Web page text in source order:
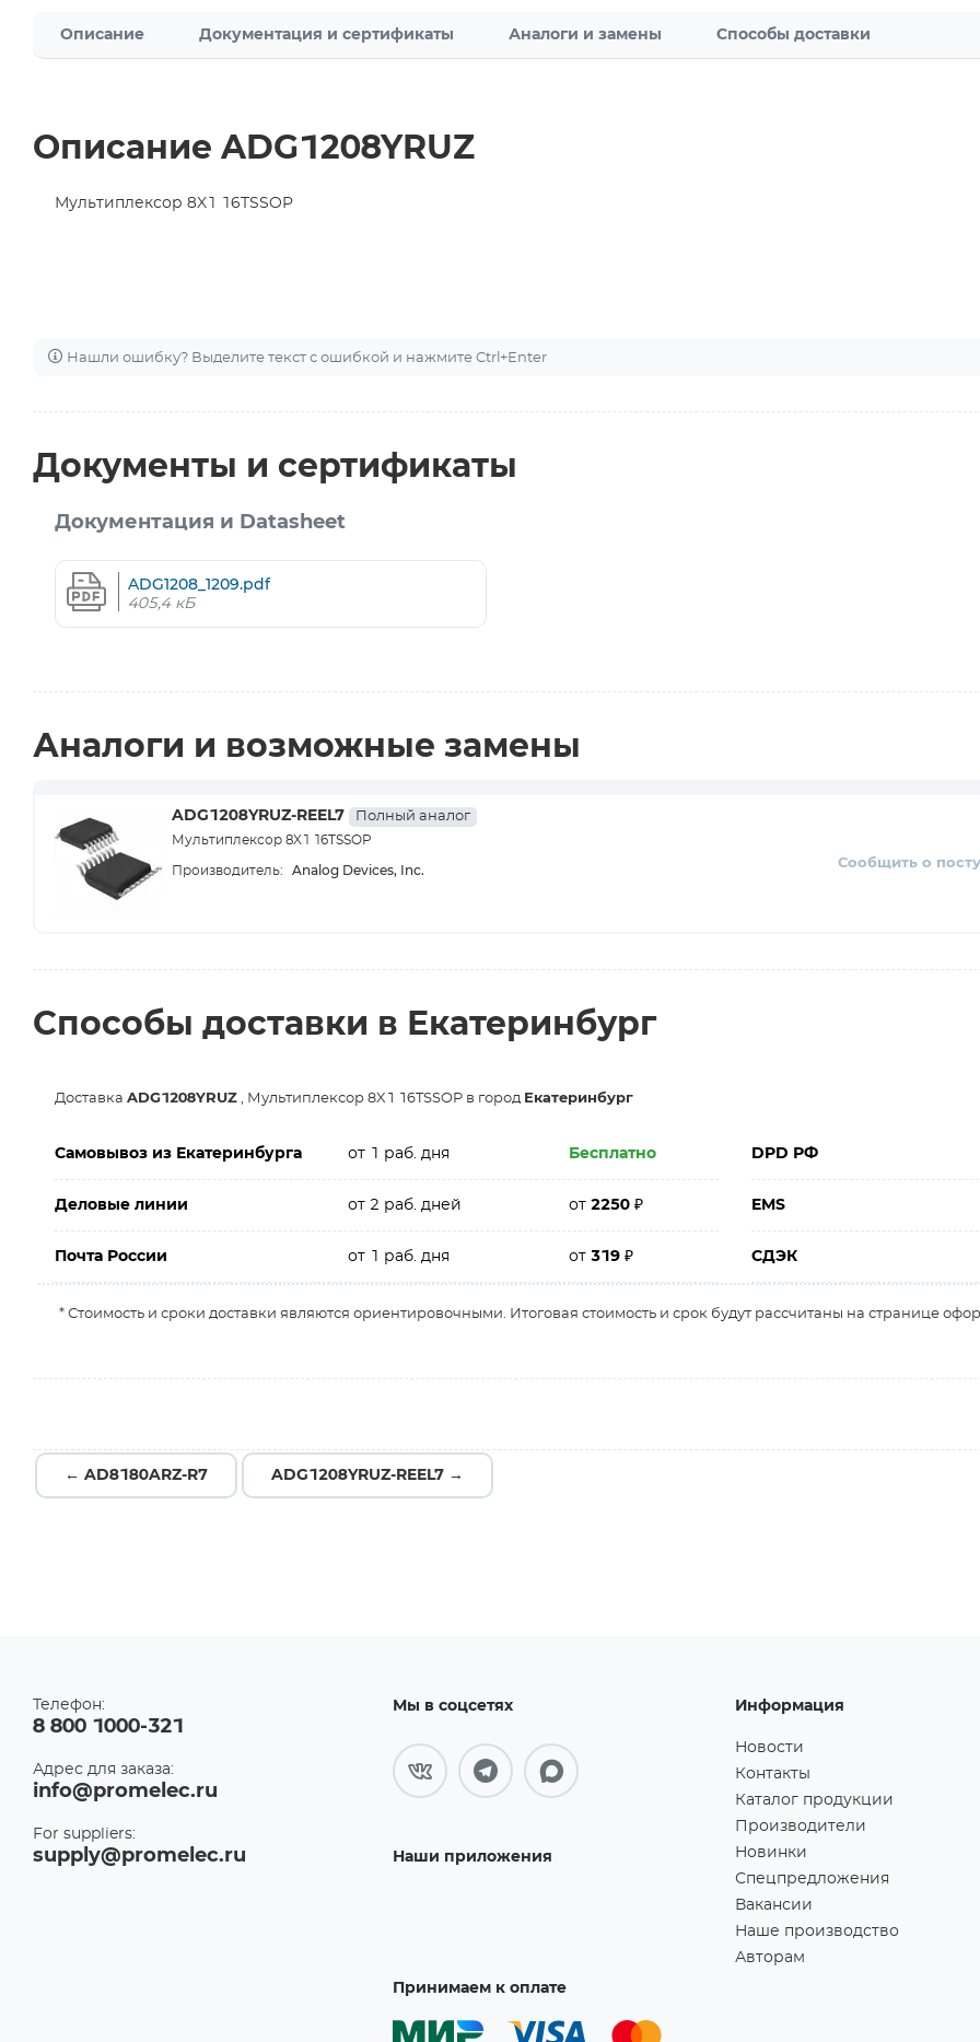
Описание Документация и сертификаты Аналоги и замены Способы доставки
Описание ADG1208YRUZ
Мультиплексор 8X1 16TSSOP
Нашли ошибку? Выделите текст с ошибкой и нажмите Ctrl+Enter
Документы и сертификаты
Документация и Datasheet
ADG1208_1209.pdf
405,4 кБ
Аналоги и возможные замены
ADG1208YRUZ-REEL7 Полный аналог
Мультиплексор 8X1 16TSSOP
Производитель: Analog Devices, Inc. Сообщить о
Способы доставки в Екатеринбург
Доставка ADG1208YRUZ , Мультиплексор 8X1 16TSSOP в город Екатеринбург
Самовывоз из Екатеринбурга от 1 раб. дня Бесплатно DPD РФ
Деловые линии от 2 раб. дней от2250₽ EMS
Почта России от 1 раб. дня от319₽ СДЭК
* Стоимость и сроки доставки являются ориентировочными. Итоговая стоимость и срок будут рассчитаны на странице
← AD8180ARZ-R7 ADG1208YRUZ-REEL7 →
Телефон:
8 800 1000-321
Адрес для заказа:
info@promelec.ru
For suppliers:
supply@promelec.ru
Мы в соцсетях
Наши приложения
Принимаем к оплате
Информация
Новости
Контакты
Каталог продукции
Производители
Новинки
Спецпредложения
Вакансии
Наше производство
Авторам